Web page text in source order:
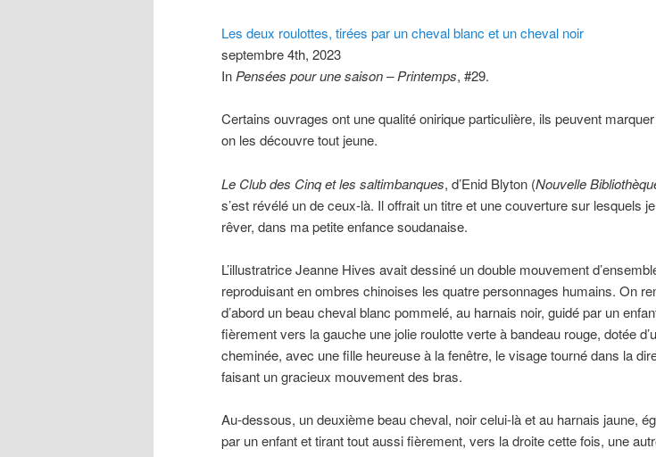
Les deux roulottes, tirées par un cheval blanc et un cheval noir
septembre 4th, 2023
In Pensées pour une saison – Printemps, #29.
Certains ouvrages ont une qualité onirique particulière, ils peuvent
on les découvre tout jeune.
Le Club des Cinq et les saltimbanques, d’Enid Blyton (Nouvelle
s’est révélé un de ceux-là. Il offrait un titre et une couverture sur lesquels
rêver, dans ma petite enfance soudanaise.
L’illustratrice Jeanne Hives avait dessiné un double mouvement
reproduisant en ombres chinoises les quatre personnages humains. On
d’abord un beau cheval blanc pommelé, au harnais noir, guidé par un
fièrement vers la gauche une jolie roulotte verte à bandeau rouge, dotée
cheminée, avec une fille heureuse à la fenêtre, le visage tourné dans la
faisant un gracieux mouvement des bras.
Au-dessous, un deuxième beau cheval, noir celui-là et au harnais jaune,
par un enfant et tirant tout aussi fièrement, vers la droite cette fois, une